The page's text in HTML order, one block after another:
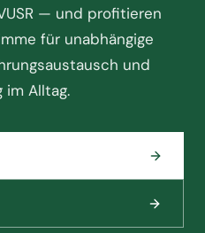
— und profitieren
für unabhängige
und
im Alltag.